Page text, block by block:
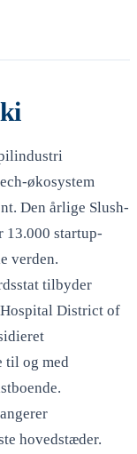
økosystem
Den årlige Slush-
13.000 startup-
verden.
tilbyder
District of
til og med
hovedstæder.